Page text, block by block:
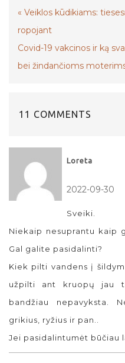
« Veiklos kūdikiams:
ropojant
Covid-19 vakcinos ir ką
bei žindančioms
11 COMMENTS
Loreta
2022-09-30
Sveiki.
Niekaip nesuprantu kaip
Gal galite pasidalinti?
Kiek pilti vandens į
užpilti ant kruopų jau
bandžiau nepavyksta.
grikius, ryžius ir pan..
Jei pasidalintumėt būčiau